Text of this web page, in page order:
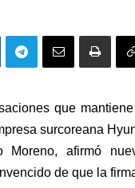
que
surcoreana
Moreno, afirmó
de que la